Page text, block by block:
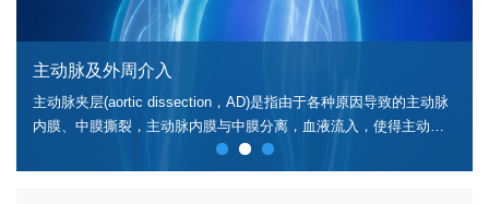
主动脉及外周介入
主动脉夹层(aortic dissection，AD)是指由于各种原因导致的主动脉
内膜、中膜撕裂，主动脉内膜与中膜分离，血液流入，使得主动脉
被分割为真腔和假腔。AD是最常见的主动脉疾病之一。AD发病与季
节存在相关性，冬春季节发病率较高，夏季发病率较低